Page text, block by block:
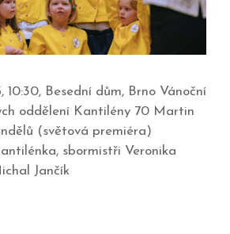
10:30, Besední dům, Brno Vánoční
oddělení Kantilény 70 Martin
(světová premiéra)
sbormistři Veronika
Jančík